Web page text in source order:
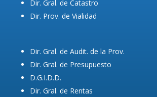
Dir. Gral. de Catastro
Dir. Prov. de Vialidad
Dir. Gral. de Audit. de la Prov.
Dir. Gral. de Presupuesto
D.G.I.D.D.
Dir. Gral. de Rentas